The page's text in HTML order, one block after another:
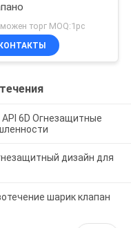
торг MOQ:1pc
6D Огнезащитные
дизайн для
шарик клапан